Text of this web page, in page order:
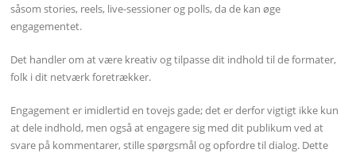
såsom stories, reels, live-sessioner og polls, da de kan øge
engagementet.
Det handler om at være kreativ og tilpasse dit indhold til de formater,
folk i dit netværk foretrækker.
Engagement er imidlertid en tovejs gade; det er derfor vigtigt ikke kun
at dele indhold, men også at engagere sig med dit publikum ved at
svare på kommentarer, stille spørgsmål og opfordre til dialog. Dette